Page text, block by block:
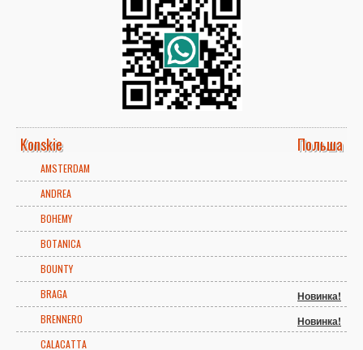
Konskie Польша
AMSTERDAM
ANDREA
BOHEMY
BOTANICA
BOUNTY
BRAGA
Новинка!
BRENNERO Новинка!
CALACATTA